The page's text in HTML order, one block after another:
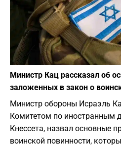
Министр Кац рассказал об
заложенных в закон о
Министр обороны Исраэль
Комитетом по иностранным
Кнессета, назвал основные
воинской повинности,